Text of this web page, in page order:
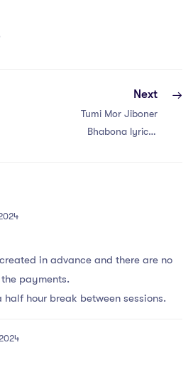
Next
Tumi Mor Jiboner
Bhabona lyrics |
in advance and there are no
payments.
half hour break between sessions.